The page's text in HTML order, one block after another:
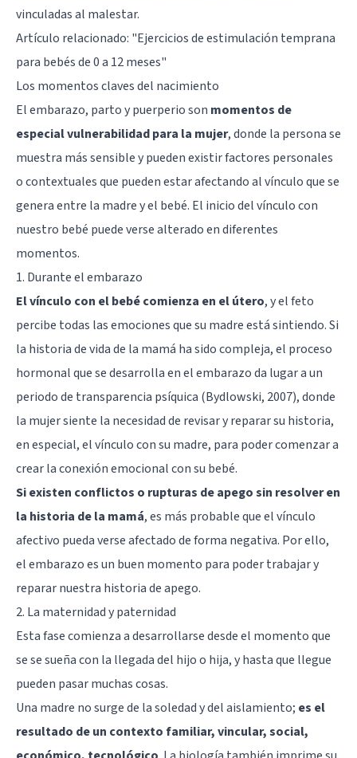
vinculadas al malestar.
Artículo relacionado: "Ejercicios de estimulación temprana
para bebés de 0 a 12 meses"
Los momentos claves del nacimiento
El embarazo, parto y puerperio son momentos de
especial vulnerabilidad para la mujer, donde la persona se
muestra más sensible y pueden existir factores personales
o contextuales que pueden estar afectando al vínculo que se
genera entre la madre y el bebé. El inicio del vínculo con
nuestro bebé puede verse alterado en diferentes
momentos.
1. Durante el embarazo
El vínculo con el bebé comienza en el útero, y el feto
percibe todas las emociones que su madre está sintiendo. Si
la historia de vida de la mamá ha sido compleja, el proceso
hormonal que se desarrolla en el embarazo da lugar a un
periodo de transparencia psíquica (Bydlowski, 2007), donde
la mujer siente la necesidad de revisar y reparar su historia,
en especial, el vínculo con su madre, para poder comenzar a
crear la conexión emocional con su bebé.
Si existen conflictos o rupturas de apego sin resolver en
la historia de la mamá, es más probable que el vínculo
afectivo pueda verse afectado de forma negativa. Por ello,
el embarazo es un buen momento para poder trabajar y
reparar nuestra historia de apego.
2. La maternidad y paternidad
Esta fase comienza a desarrollarse desde el momento que
se se sueña con la llegada del hijo o hija, y hasta que llegue
pueden pasar muchas cosas.
Una madre no surge de la soledad y del aislamiento; es el
resultado de un contexto familiar, vincular, social,